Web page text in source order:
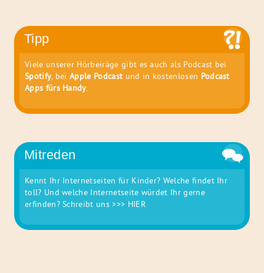
Tipp
Viele unserer Hörbeiräge gibt es auch als Podcast bei
Spotify, beiApple Podcast und in kostenlosen Podcast
Apps fürs Handy.
Mitreden
Kennt Ihr Internetseiten für Kinder? Welche findet Ihr
toll? Und welche Internetseite würdet Ihr gerne
erfinden? Schreibt uns>>> HIER